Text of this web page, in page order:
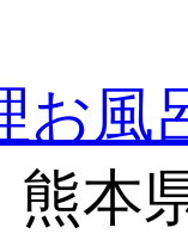
お風
本